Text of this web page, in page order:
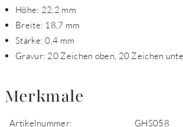
Höhe: 22,2 mm
Breite: 18,7 mm
Stärke: 0,4 mm
Gravur: 20 Zeichen oben, 20 Zeichen
Merkmale
Artikelnummer:
GHS058